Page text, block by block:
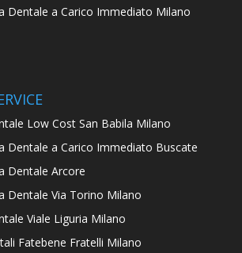
Dentale a Carico Immediato Milano
Low Cost San Babila Milano
Dentale a Carico Immediato Buscate
Dentale Arcore
Dentale Via Torino Milano
Viale Liguria Milano
Fatebene Fratelli Milano